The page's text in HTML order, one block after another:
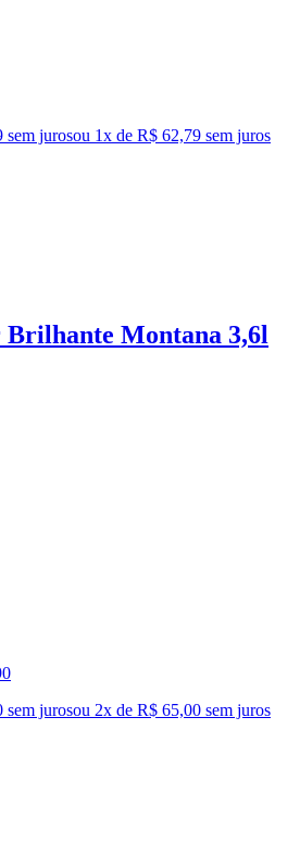
sem jurosou 1x de R$ 62,79 sem juros
Montana 3,6l
sem jurosou 2x de R$ 65,00 sem juros